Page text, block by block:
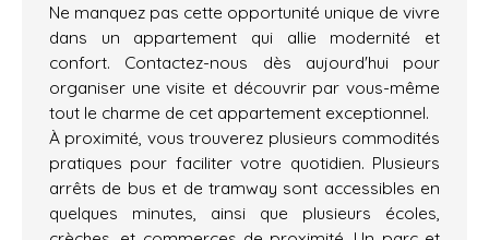
Ne manquez pas cette opportunité unique de vivre
dans un appartement qui allie modernité et
confort. Contactez-nous dès aujourd'hui pour
organiser une visite et découvrir par vous-même
tout le charme de cet appartement exceptionnel.
À proximité, vous trouverez plusieurs commodités
pratiques pour faciliter votre quotidien. Plusieurs
arrêts de bus et de tramway sont accessibles en
quelques minutes, ainsi que plusieurs écoles,